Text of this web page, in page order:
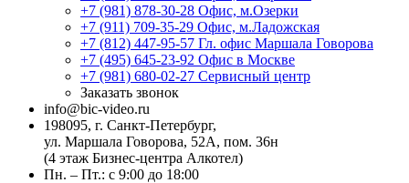
+7 (981) 878-30-28 Офис, м.Озерки
+7 (911) 709-35-29 Офис, м.Ладожская
+7 (812) 447-95-57 Гл. офис Маршала Говорова
+7 (495) 645-23-92 Офис в Москве
+7 (981) 680-02-27 Сервисный центр
Заказать звонок
info@bic-video.ru
198095, г. Санкт-Петербург,
ул. Маршала Говорова, 52А, пом. 36н
(4 этаж Бизнес-центра Алкотел)
Пн. – Пт.: с 9:00 до 18:00